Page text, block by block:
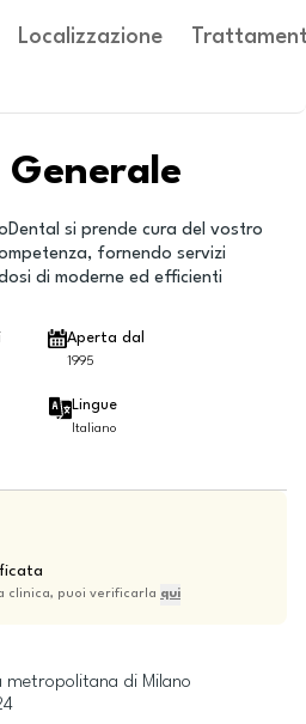
Localizzazione
Generale
si prende cura del vostro
fornendo servizi
di moderne ed efficienti
Aperta dal
1995
Lingue
Italiano
clinica, puoi verificarla qui
metropolitana di Milano